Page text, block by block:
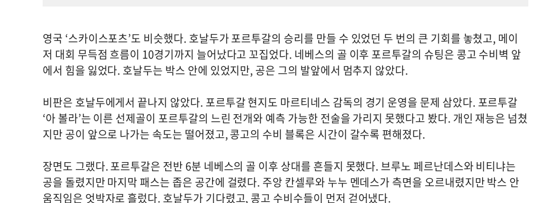
영국 ‘스카이스포츠’도 비슷했다. 호날두가 포르투갈의 승리를 만들 수 있었던 두 번의 큰 기회를 놓쳤고, 메이
저 대회 무득점 흐름이 10경기까지 늘어났다고 꼬집었다. 네베스의 골 이후 포르투갈의 슈팅은 콩고 수비벽 앞
에서 힘을 잃었다. 호날두는 박스 안에 있었지만, 공은 그의 발앞에서 멈추지 않았다.
비판은 호날두에게서 끝나지 않았다. 포르투갈 현지도 마르티네스 감독의 경기 운영을 문제 삼았다. 포르투갈
‘아 볼라’는 이른 선제골이 포르투갈의 느린 전개와 예측 가능한 전술을 가리지 못했다고 봤다. 개인 재능은 넘쳤
지만 공이 앞으로 나가는 속도는 떨어졌고, 콩고의 수비 블록은 시간이 갈수록 편해졌다.
장면도 그랬다. 포르투갈은 전반 6분 네베스의 골 이후 상대를 흔들지 못했다. 브루노 페르난데스와 비티냐는
공을 돌렸지만 마지막 패스는 좁은 공간에 걸렸다. 주앙 칸셀루와 누누 멘데스가 측면을 오르내렸지만 박스 안
움직임은 엇박자로 흘렀다. 호날두가 기다렸고, 콩고 수비수들이 먼저 걷어냈다.